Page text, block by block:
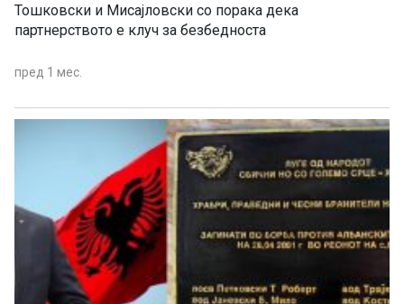
Тошковски и Мисајловски со порака дека
партнерството е клуч за безбедноста
пред 1 мес.